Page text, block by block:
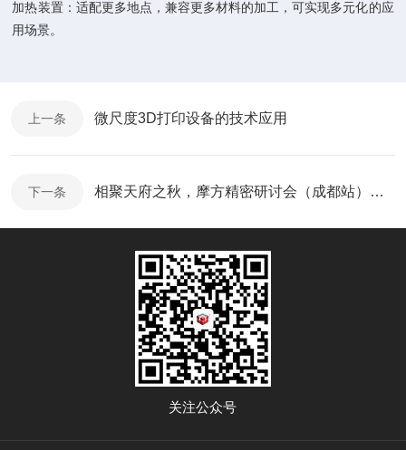
加热装置： 适配更多地点，兼容更多材料的加工，可实现多元化的应
用场景。
上一条 微尺度3D打印设备的技术应用
下一条 相聚天府之秋，摩方精密研讨会（成都站）圆满落幕
关注公众号